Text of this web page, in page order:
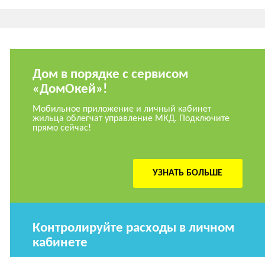
Дом в порядке с сервисом
«ДомОкей»!
Мобильное приложение и личный кабинет
жильца облегчат управление МКД. Подключите
прямо сейчас!
УЗНАТЬ БОЛЬШЕ
Контролируйте расходы в личном
кабинете